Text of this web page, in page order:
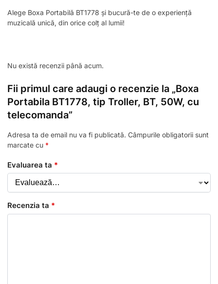
Alege Boxa Portabilă BT1778 și bucură-te de o experiență
muzicală unică, din orice colț al lumii!
Nu există recenzii până acum.
Fii primul care adaugi o recenzie la „Boxa
Portabila BT1778, tip Troller, BT, 50W, cu
telecomanda”
Adresa ta de email nu va fi publicată. Câmpurile obligatorii sunt
marcate cu *
Evaluarea ta *
Recenzia ta *